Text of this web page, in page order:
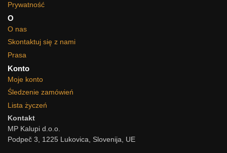
Prywatność
O
O nas
Skontaktuj się z nami
Prasa
Konto
Moje konto
Śledzenie zamówień
Lista życzeń
Kontakt
MP Kalupi d.o.o.
Podpeč 3, 1225 Lukovica, Slovenija, UE